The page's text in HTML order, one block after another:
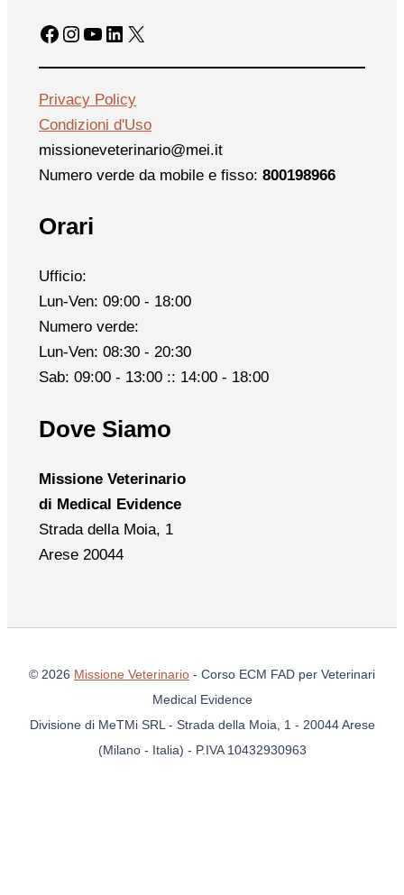
Facebook
Instagram
YouTube
LinkedIn
X
Privacy Policy
Condizioni d'Uso
missioneveterinario@mei.it
Numero verde da mobile e fisso: 800198966
Orari
Ufficio:
Lun-Ven: 09:00 - 18:00
Numero verde:
Lun-Ven: 08:30 - 20:30
Sab: 09:00 - 13:00 :: 14:00 - 18:00
Dove Siamo
Missione Veterinario
di Medical Evidence
Strada della Moia, 1
Arese 20044
© 2026 Missione Veterinario - Corso ECM FAD per Veterinari
Medical Evidence
Divisione di MeTMi SRL - Strada della Moia, 1 - 20044 Arese
(Milano - Italia) - P.IVA 10432930963